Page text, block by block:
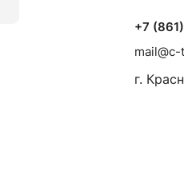
+7
г.